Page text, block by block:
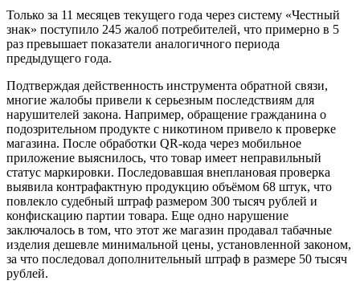
Только за 11 месяцев текущего года через систему «Честный
знак» поступило 245 жалоб потребителей, что примерно в 5
раз превышает показатели аналогичного периода
предыдущего года.
Подтверждая действенность инструмента обратной связи,
многие жалобы привели к серьезным последствиям для
нарушителей закона. Например, обращение гражданина о
подозрительном продукте с никотином привело к проверке
магазина. После обработки QR-кода через мобильное
приложение выяснилось, что товар имеет неправильный
статус маркировки. Последовавшая внеплановая проверка
выявила контрафактную продукцию объёмом 68 штук, что
повлекло судебный штраф размером 300 тысяч рублей и
конфискацию партии товара. Еще одно нарушение
заключалось в том, что этот же магазин продавал табачные
изделия дешевле минимальной цены, установленной законом,
за что последовал дополнительный штраф в размере 50 тысяч
рублей.